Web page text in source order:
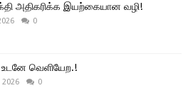
அதிகரிக்க இயற்கையான வழி!
0
உடனே வெளியேற.!
2026 0